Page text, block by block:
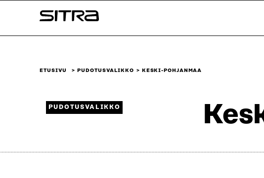
sisältöön
Sitra
ETUSIVU PUDOTUSVALIKKO KESKI-POHJANMAA
PUDOTUSVALIKKO